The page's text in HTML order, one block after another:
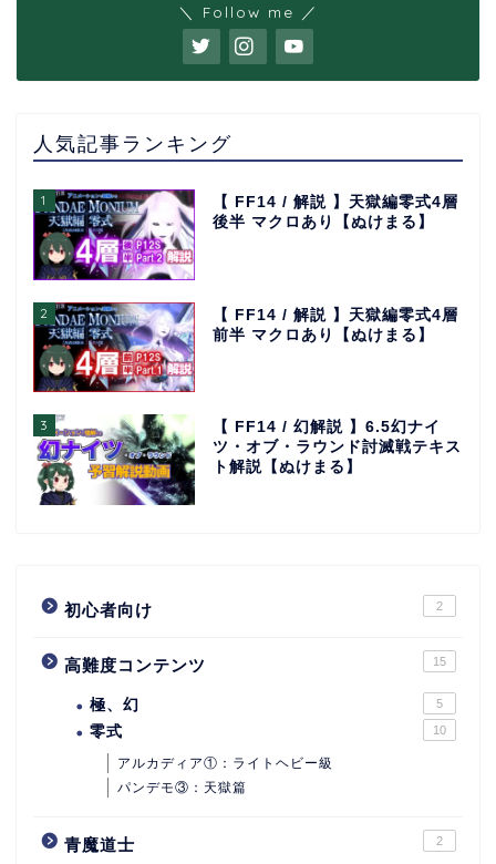
＼ Follow me ／
人気記事ランキング
1
【 FF14 / 解説 】天獄編零式4層
後半 マクロあり【ぬけまる】
2
【 FF14 / 解説 】天獄編零式4層
前半 マクロあり【ぬけまる】
3
【 FF14 / 幻解説 】6.5幻ナイ
ツ・オブ・ラウンド討滅戦テキス
ト解説【ぬけまる】
初心者向け 2
高難度コンテンツ 15
極、幻 5
零式 10
アルカディア①：ライトヘビー級
パンデモ③：天獄篇
青魔道士 2